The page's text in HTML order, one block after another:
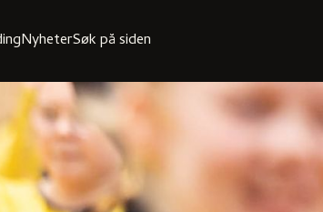
Nyheter